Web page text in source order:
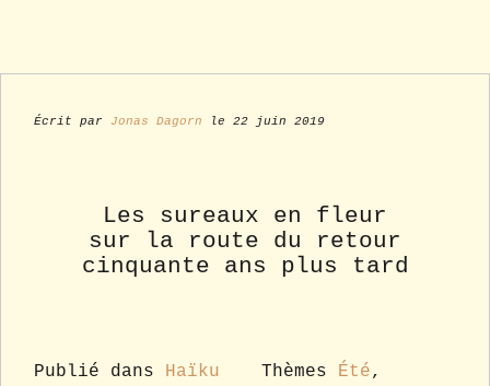
Écrit par Jonas Dagorn le 22 juin 2019
Les sureaux en fleur
sur la route du retour
cinquante ans plus tard
Publié dans Haïku Thèmes Été,